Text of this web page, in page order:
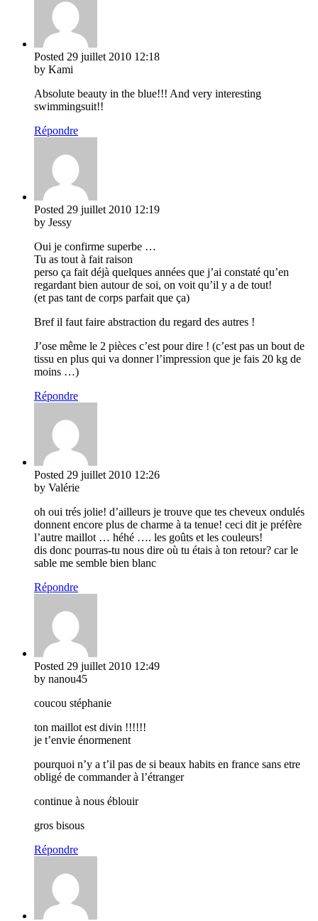
Posted 29 juillet 2010 12:18
by Kami
Absolute beauty in the blue!!! And very interesting
swimmingsuit!!
Répondre
Posted 29 juillet 2010 12:19
by Jessy
Oui je confirme superbe …
Tu as tout à fait raison
perso ça fait déjà quelques années que j’ai constaté qu’en
regardant bien autour de soi, on voit qu’il y a de tout!
(et pas tant de corps parfait que ça)
Bref il faut faire abstraction du regard des autres !
J’ose même le 2 pièces c’est pour dire ! (c’est pas un bout de
tissu en plus qui va donner l’impression que je fais 20 kg de
moins …)
Répondre
Posted 29 juillet 2010 12:26
by Valérie
oh oui trés jolie! d’ailleurs je trouve que tes cheveux ondulés
donnent encore plus de charme à ta tenue! ceci dit je préfère
l’autre maillot … héhé …. les goûts et les couleurs!
dis donc pourras-tu nous dire où tu étais à ton retour? car le
sable me semble bien blanc
Répondre
Posted 29 juillet 2010 12:49
by nanou45
coucou stéphanie
ton maillot est divin !!!!!!
je t’envie énormenent
pourquoi n’y a t’il pas de si beaux habits en france sans etre
obligé de commander à l’étranger
continue à nous éblouir
gros bisous
Répondre